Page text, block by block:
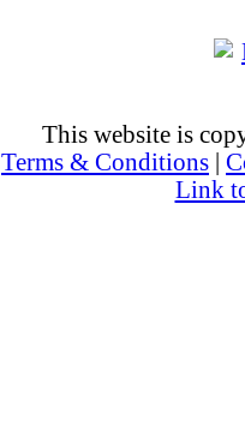
This website is
Terms & Conditions
Link